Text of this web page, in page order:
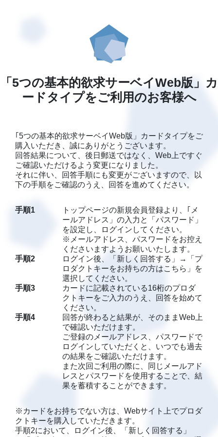
「5つの基本的欲求サーベイWeb版」カ
ードタイプをご利用のお客様へ
｢5つの基本的欲求サーベイWeb版」カードタイプをご
購入いただき、誠にありがとうございます。
回答結果について、後日郵送ではなく、Web上ですぐ
ご確認いただけるよう変更になりました。
それに伴い、回答手順にも変更がございますので、以
下の手順をご確認のうえ、回答を進めてください。
手順1
トップページの新規会員登録より、｢メ
ールアドレス」の入力と「パスワード」
を設定し、ログインしてください。
※メールアドレス、パスワードをお控え
くださいますようお願いいたします。
手順2
ログイン後、「新しく回答する」→「プ
ロダクトキーをお持ちの方はこちら」を
選択してください。
手順3
カードに記載されている16桁のプロダ
クトキーをご入力のうえ、回答を始めて
ください。
手順4
回答が終わると結果が、そのままWeb上
で確認いただけます。
ご登録のメールアドレス、パスワードで
ログインしていただくと、いつでも過去
の結果をご確認いただけます。
また次回ご利用の際に、同じメールアド
レスとパスワードを使用することで、結
果を蓄積することができます。
※カードをお持ちでない方は、Webサイト上でプロダ
クトキーを購入していただきます。
手順2において、ログイン後、「新しく回答する」